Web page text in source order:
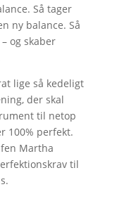
Så tager
ny balance. Så
og skaber
lige så kedeligt
der skal
til netop
100% perfekt.
Martha
til